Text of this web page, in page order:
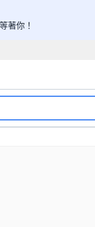
著你！